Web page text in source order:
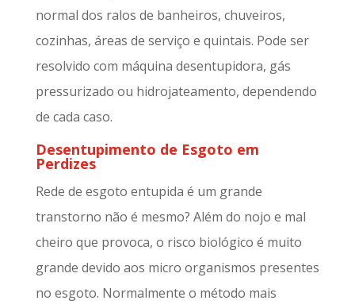
normal dos ralos de banheiros, chuveiros,
cozinhas, áreas de serviço e quintais. Pode ser
resolvido com máquina desentupidora, gás
pressurizado ou hidrojateamento, dependendo
de cada caso.
Desentupimento de Esgoto em
Perdizes
Rede de esgoto entupida é um grande
transtorno não é mesmo? Além do nojo e mal
cheiro que provoca, o risco biológico é muito
grande devido aos micro organismos presentes
no esgoto. Normalmente o método mais